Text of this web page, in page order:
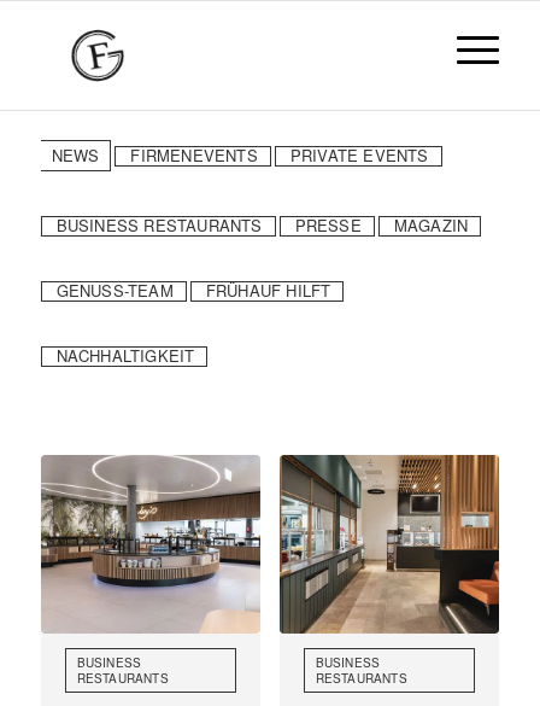
NEWS FIRMENEVENTS PRIVATE EVENTS
BUSINESS RESTAURANTS PRESSE MAGAZIN
GENUSS-TEAM FRÜHAUF HILFT
NACHHALTIGKEIT
BUSINESS
RESTAURANTS
BUSINESS
RESTAURANTS